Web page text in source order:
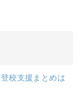
校支援まとめは